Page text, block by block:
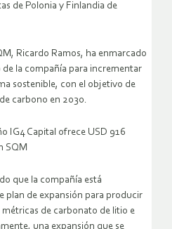
de Polonia y Finlandia de
Ricardo Ramos, ha enmarcado
la compañía para incrementar
sostenible, con el objetivo de
carbono en 2030.
IG4 Capital ofrece USD 916
SQM
que la compañía está
plan de expansión para producir
de carbonato de litio e
una expansión que se